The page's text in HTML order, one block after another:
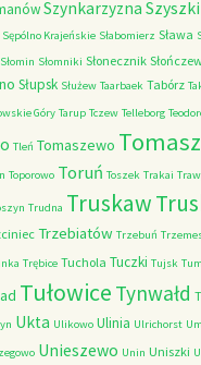
Szynkarzyzna Szyszki
Sępólno Krajeńskie Słabomierz Sława
Słomin Słomniki Słonecznik
Słupsk Służew Taarbaek Tabórz
Góry Tarup Tczew Telleborg
Tleń Tomaszewo
Toporowo Toruń Toszek Trakai
Trudna Truskaw
Trzebiatów Trzebuń
Trębice Tuchola Tuczki Tujsk Tum
Tułowice Tynwałd
Ukta Ulikowo Ulinia Ulrichorst
Unieszewo Unin Uniszki